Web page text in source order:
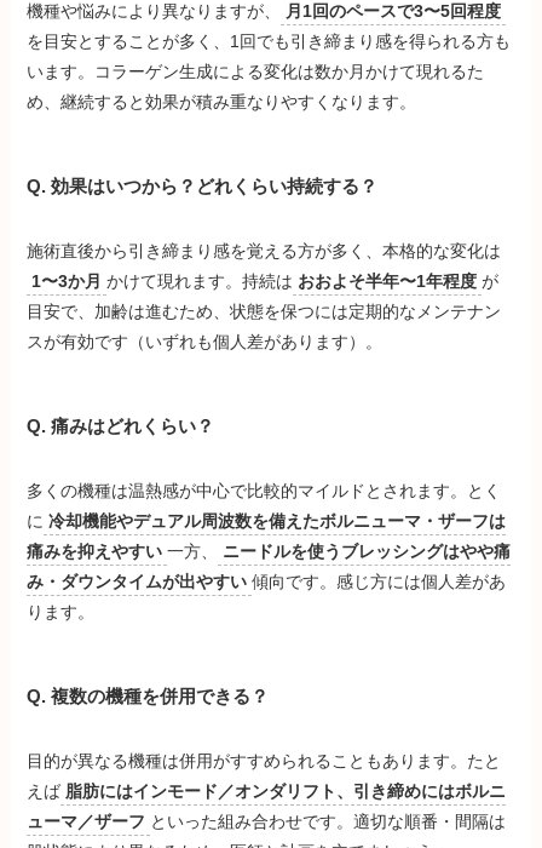
機種や悩みにより異なりますが、
月1回のペースで3〜5回程度
を目安とすることが多く、1回でも引き締まり感を得られる方も
います。コラーゲン生成による変化は数か月かけて現れるた
め、継続すると効果が積み重なりやすくなります。
Q. 効果はいつから？どれくらい持続する？
施術直後から引き締まり感を覚える方が多く、本格的な変化は
1〜3か月 かけて現れます。持続は おおよそ半年〜1年程度 が
目安で、加齢は進むため、状態を保つには定期的なメンテナン
スが有効です（いずれも個人差があります）。
Q. 痛みはどれくらい？
多くの機種は温熱感が中心で比較的マイルドとされます。とく
に 冷却機能やデュアル周波数を備えたボルニューマ・ザーフは
痛みを抑えやすい 一方、
ニードルを使うブレッシングはやや痛
み・ダウンタイムが出やすい 傾向です。感じ方には個人差があ
ります。
Q. 複数の機種を併用できる？
目的が異なる機種は併用がすすめられることもあります。たと
えば 脂肪にはインモード／オンダリフト、引き締めにはボルニ
ューマ／ザーフ といった組み合わせです。適切な順番・間隔は